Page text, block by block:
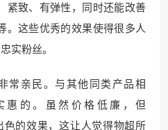
紧致、有弹性，同时还能改善
。这些优秀的效果使得很多人
实粉丝。
常亲民。与其他同类产品相
惠的。虽然价格低廉，但
的效果，这让人觉得物超所